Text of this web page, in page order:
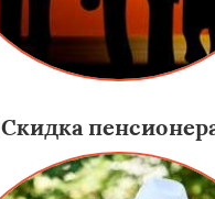
Скидка